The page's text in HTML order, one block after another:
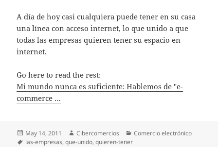
A día de hoy casi cualquiera puede tener en su casa
una línea con acceso internet, lo que unido a que
todas las empresas quieren tener su espacio en
internet.
Go here to read the rest:
Mi mundo nunca es suficiente: Hablemos de "e-
commerce …
Posted
on
May 14, 2011 Author
Cibercomercios Categories
Comercio electrónico
Tags
las-empresas,que-unido,quieren-tener